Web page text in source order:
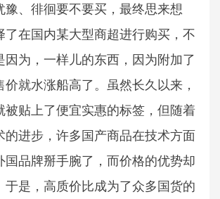
豫、徘徊要不要买，最终思来想
了在国内某大型商超进行购买，不
因为，一样儿的东西，因为附加了
就水涨船高了。虽然长久以来，
被贴上了便宜实惠的标签，但随着
的进步，许多国产商品在技术方面
国品牌掰手腕了，而价格的优势却
于是，高质价比成为了众多国货的